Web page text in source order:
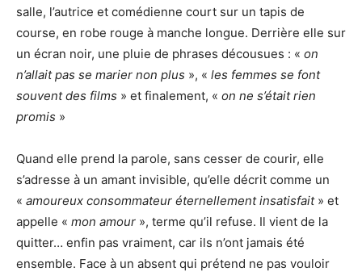
salle, l’autrice et comédienne court sur un tapis de
course, en robe rouge à manche longue. Derrière elle sur
un écran noir, une pluie de phrases décousues : « on
n’allait pas se marier non plus », « les femmes se font
souvent des films » et finalement, « on ne s’était rien
promis »
Quand elle prend la parole, sans cesser de courir, elle
s’adresse à un amant invisible, qu’elle décrit comme un
« amoureux consommateur éternellement insatisfait » et
appelle « mon amour », terme qu’il refuse. Il vient de la
quitter… enfin pas vraiment, car ils n’ont jamais été
ensemble. Face à un absent qui prétend ne pas vouloir